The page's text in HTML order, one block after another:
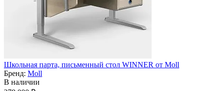
Школьная парта, письменный стол WINNER от Moll
Бренд: Moll
В наличии